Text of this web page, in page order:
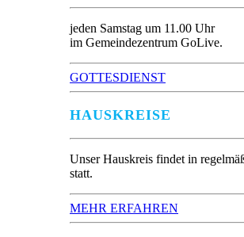
jeden Samstag um 11.00 Uhr
im Gemeindezentrum GoLive.
GOTTESDIENST
HAUSKREISE
Unser Hauskreis findet in
statt.
MEHR ERFAHREN